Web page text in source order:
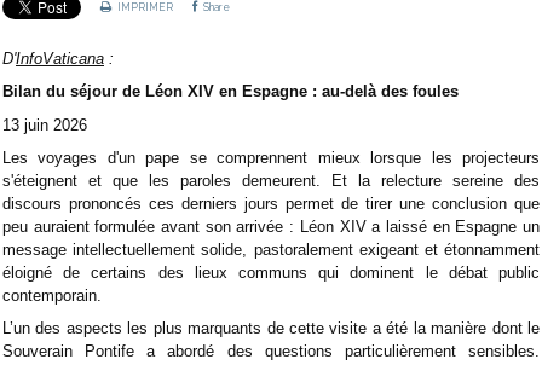
IMPRIMER Share
D'InfoVaticana :
Bilan du séjour de Léon XIV en Espagne : au-delà des foules
13 juin 2026
Les voyages d'un pape se comprennent mieux lorsque les projecteurs
s'éteignent et que les paroles demeurent. Et la relecture sereine des
discours prononcés ces derniers jours permet de tirer une conclusion que
peu auraient formulée avant son arrivée : Léon XIV a laissé en Espagne un
message intellectuellement solide, pastoralement exigeant et étonnamment
éloigné de certains des lieux communs qui dominent le débat public
contemporain.
L’un des aspects les plus marquants de cette visite a été la manière dont le
Souverain Pontife a abordé des questions particulièrement sensibles.